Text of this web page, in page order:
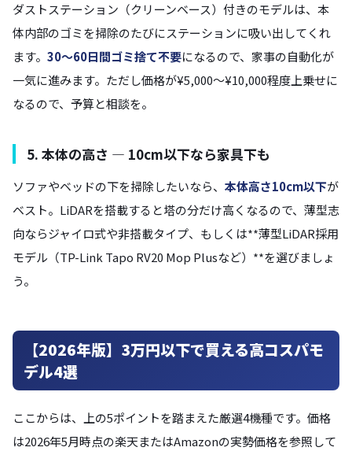
ダストステーション（クリーンベース）付きのモデルは、本
体内部のゴミを掃除のたびにステーションに吸い出してくれ
ます。 30〜60日間ゴミ捨て不要になるので、家事の自動化が
一気に進みます。ただし価格が¥5,000〜¥10,000程度上乗せに
なるので、予算と相談を。
5. 本体の高さ — 10cm以下なら家具下も
ソファやベッドの下を掃除したいなら、 本体高さ10cm以下が
ベスト。LiDARを搭載すると塔の分だけ高くなるので、薄型志
向ならジャイロ式や非搭載タイプ、もしくは**薄型LiDAR採用
モデル（TP-Link Tapo RV20 Mop Plusなど）**を選びましょ
う。
【2026年版】3万円以下で買える高コスパモ
デル4選
ここからは、上の5ポイントを踏まえた厳選4機種です。価格
は2026年5月時点の楽天またはAmazonの実勢価格を参照して